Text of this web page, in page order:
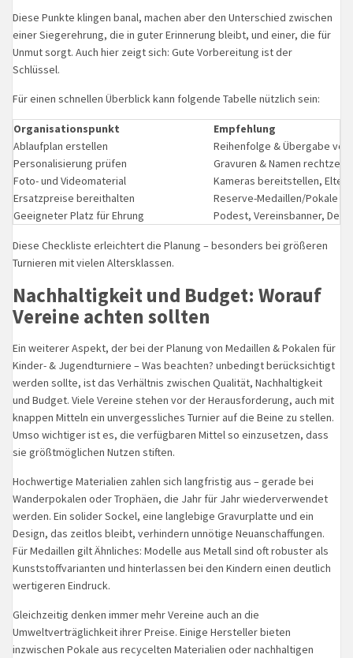
Diese Punkte klingen banal, machen aber den Unterschied zwischen
einer Siegerehrung, die in guter Erinnerung bleibt, und einer, die für
Unmut sorgt. Auch hier zeigt sich: Gute Vorbereitung ist der
Schlüssel.
Für einen schnellen Überblick kann folgende Tabelle nützlich sein:
Organisationspunkt
Empfehlung
Ablaufplan erstellen
Reihenfolge & Übergabe
Personalisierung prüfen
Gravuren & Namen
Foto- und Videomaterial
Kameras bereitstellen,
Ersatzpreise bereithalten
Reserve-Medaillen/Pokale
Geeigneter Platz für Ehrung
Podest, Vereinsbanner,
Diese Checkliste erleichtert die Planung – besonders bei größeren
Turnieren mit vielen Altersklassen.
Nachhaltigkeit und Budget: Worauf
Vereine achten sollten
Ein weiterer Aspekt, der bei der Planung von Medaillen & Pokalen für
Kinder- & Jugendturniere – Was beachten? unbedingt berücksichtigt
werden sollte, ist das Verhältnis zwischen Qualität, Nachhaltigkeit
und Budget. Viele Vereine stehen vor der Herausforderung, auch mit
knappen Mitteln ein unvergessliches Turnier auf die Beine zu stellen.
Umso wichtiger ist es, die verfügbaren Mittel so einzusetzen, dass
sie größtmöglichen Nutzen stiften.
Hochwertige Materialien zahlen sich langfristig aus – gerade bei
Wanderpokalen oder Trophäen, die Jahr für Jahr wiederverwendet
werden. Ein solider Sockel, eine langlebige Gravurplatte und ein
Design, das zeitlos bleibt, verhindern unnötige Neuanschaffungen.
Für Medaillen gilt Ähnliches: Modelle aus Metall sind oft robuster als
Kunststoffvarianten und hinterlassen bei den Kindern einen deutlich
wertigeren Eindruck.
Gleichzeitig denken immer mehr Vereine auch an die
Umweltverträglichkeit ihrer Preise. Einige Hersteller bieten
inzwischen Pokale aus recycelten Materialien oder nachhaltigen